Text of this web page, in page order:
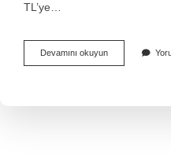
TL’ye…
Devamını okuyunİŞkur
Paketleme